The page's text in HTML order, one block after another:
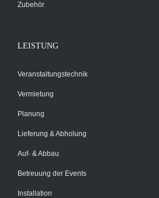
Zubehör
LEISTUNG
Veranstaltungstechnik
Vermietung
Planung
Lieferung & Abholung
Auf- & Abbau
Betreuung der Events
Installation